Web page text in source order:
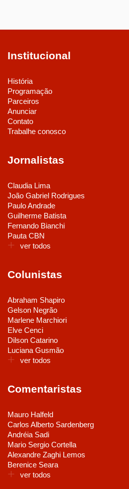
Institucional
História
Programação
Parceiros
Anunciar
Contato
Trabalhe conosco
Jornalistas
Claudia Lima
João Gabriel Rodrigues
Paulo Andrade
Guilherme Batista
Fernando Bianchi
Pauta CBN
ver todos
Colunistas
Abraham Shapiro
Gelson Negrão
Marlene Marchiori
Elve Cenci
Dilson Catarino
Luciana Gusmão
ver todos
Comentaristas
Mauro Halfeld
Carlos Alberto Sardenberg
Andréia Sadi
Mario Sergio Cortella
Alexandre Zaghi Lemos
Berenice Seara
ver todos